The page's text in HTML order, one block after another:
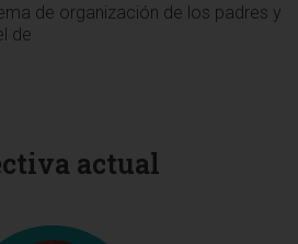
de organización de los padres y
de
actual